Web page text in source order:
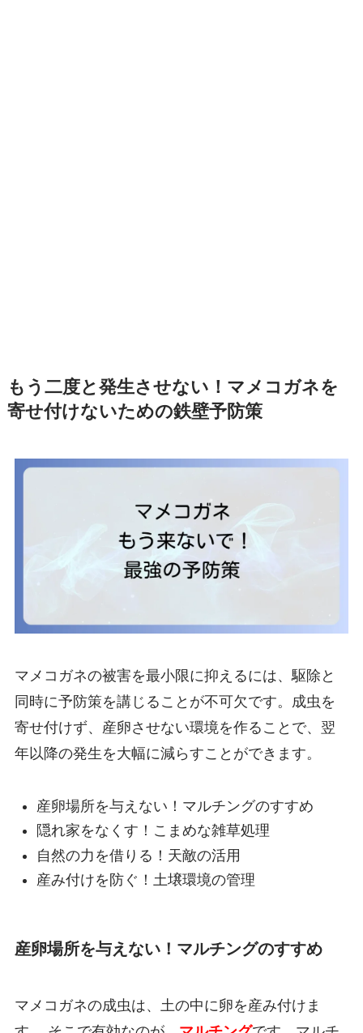
もう二度と発生させない！マメコガネを
寄せ付けないための鉄壁予防策
マメコガネの被害を最小限に抑えるには、駆除と
同時に予防策を講じることが不可欠です。成虫を
寄せ付けず、産卵させない環境を作ることで、翌
年以降の発生を大幅に減らすことができます。
産卵場所を与えない！マルチングのすすめ
隠れ家をなくす！こまめな雑草処理
自然の力を借りる！天敵の活用
産み付けを防ぐ！土壌環境の管理
産卵場所を与えない！マルチングのすすめ
マメコガネの成虫は、土の中に卵を産み付けま